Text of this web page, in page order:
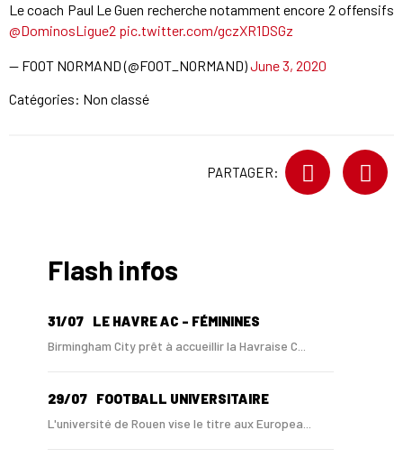
Le coach Paul Le Guen recherche notamment encore 2 offensifs
@DominosLigue2 pic.twitter.com/gczXR1DSGz
— FOOT NORMAND (@FOOT_NORMAND)June 3, 2020
Catégories: Non classé
PARTAGER:
Flash infos
31/07 LE HAVRE AC - FÉMININES
Birmingham City prêt à accueillir la Havraise C...
29/07 FOOTBALL UNIVERSITAIRE
L'université de Rouen vise le titre aux Europea...